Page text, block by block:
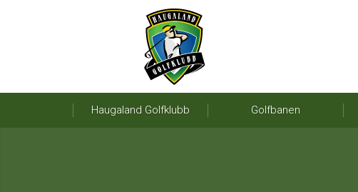
Haugaland Golfklubb Golfbanen